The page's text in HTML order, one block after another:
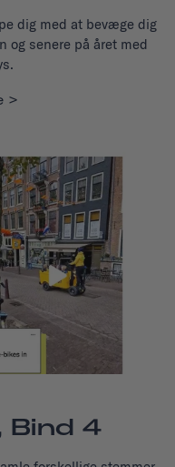
dig med at bevæge dig
og senere på året med
Bind 4